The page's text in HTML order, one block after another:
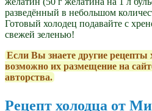
разведённый в небольшом
Готовый холодец подавайте с
свежей зеленью!
Если Вы знаете другие рецепты
возможно их размещение на
авторства.
Рецепт холодца от